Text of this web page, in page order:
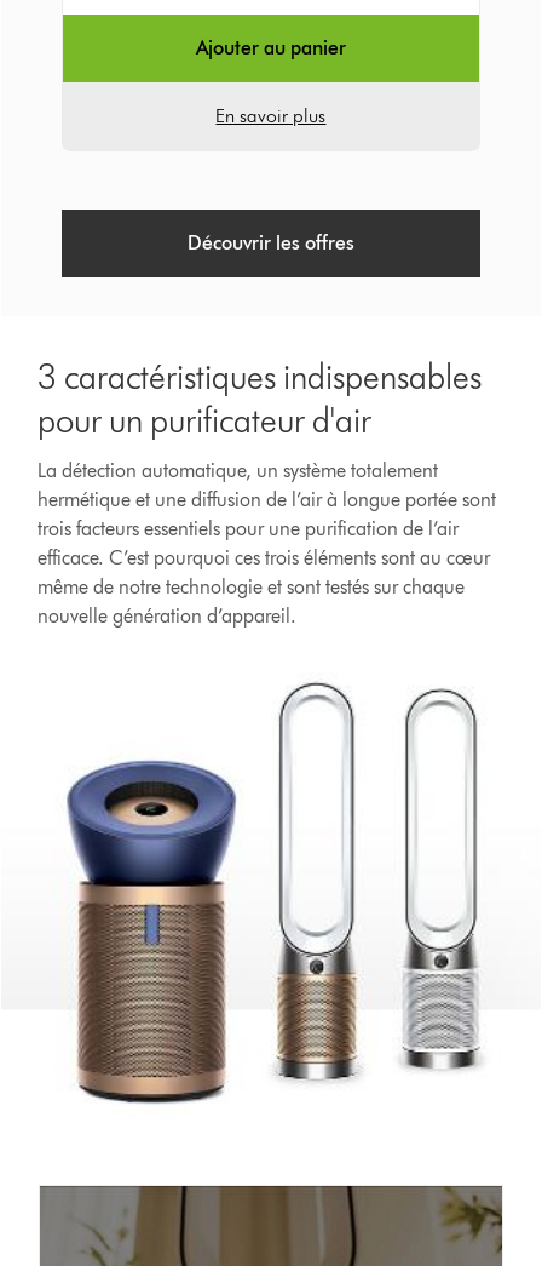
Ajouter au panier
En savoir plus
Découvrir les offres
3 caractéristiques indispensables
pour un purificateur d'air
La détection automatique, un système totalement
hermétique et une diffusion de l’air à longue portée sont
trois facteurs essentiels pour une purification de l’air
efficace. C’est pourquoi ces trois éléments sont au cœur
même de notre technologie et sont testés sur chaque
nouvelle génération d’appareil.